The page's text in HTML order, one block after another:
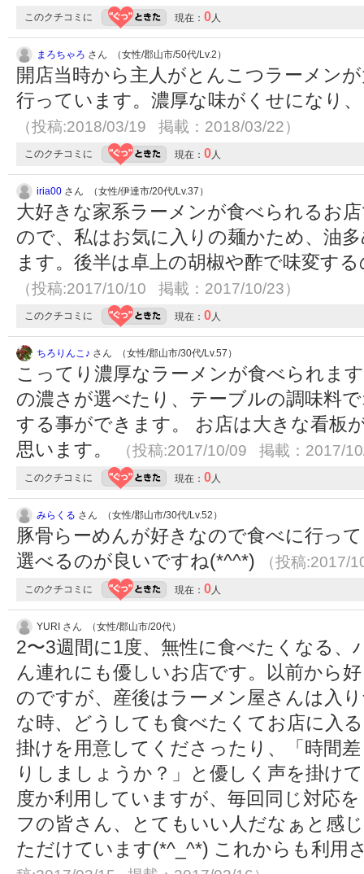
このクチコミに 現在： 0人
まろちゃろ さん （女性/郡山市/50代/Lv.2）
開店当時から主人がとんこつラーメン
行っています。濃厚な味がくせになり
（投稿:2018/03/19 掲載：2018/03/22）
このクチコミに 現在： 0人
iria00 さん （女性/伊達市/20代/Lv.37）
大好きな家系ラーメンが食べられるお
ので、私はお気に入りの麺かため、油
ます。後半は卓上の胡椒や酢で味変す
（投稿:2017/10/10 掲載：2017/10/23）
このクチコミに 現在： 0人
ちろりんこ♪ さん （女性/郡山市/30代/Lv.57）
こってり濃厚なラーメンが食べられま
の濃さが選べたり、テーブルの調味料
する事ができます。 お店は大きな看板
思います。
（投稿:2017/10/09 掲載：2017/
このクチコミに 現在： 0人
みらくる さん （女性/郡山市/30代/Lv.52）
豚骨らーめんが好きなので食べに行っ
選べるのが良いですね(*^^*)
（投稿:2017/
このクチコミに 現在： 0人
YURI さん （女性/郡山市/20代）
2〜3週間に1度、無性に食べたくなる、
ん連れにも優しいお店です。以前から
のですが、産後はラーメン屋さんは入
な時、どうしても食べたくてお店に入
掛けを用意してくださったり、「時間
りしましょうか？」と優しく声を掛け
度か利用していますが、毎回同じ対応
フの皆さん、とてもいい人だなぁと感
ただけています(*^_^*) これからも利用